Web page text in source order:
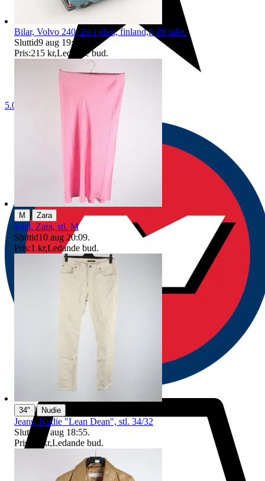
5.0
Bilar, Volvo 240, 2st i plast, finland,fr 80 talet.
Sluttid9 aug 19:49
Pris:215 kr,Ledande bud.
M | Zara
Kjol, Zara, stl. M
Sluttid10 aug 20:09.
Pris:1 kr,Ledande bud.
34" | Nudie
Jeans, Nudie "Lean Dean", stl. 34/32
Sluttid
10 aug 18:55.
Pris:
71 kr,Ledande bud.